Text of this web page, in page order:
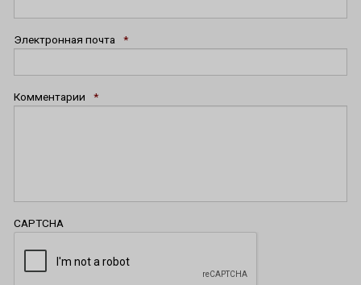
Электронная почта *
Комментарии *
CAPTCHA